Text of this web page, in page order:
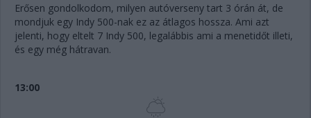
Erősen gondolkodom, milyen autóverseny tart 3 órán át, de
mondjuk egy Indy 500-nak ez az átlagos hossza. Ami azt
jelenti, hogy eltelt 7 Indy 500, legalábbis ami a menetidőt illeti,
és egy még hátravan.
13:00